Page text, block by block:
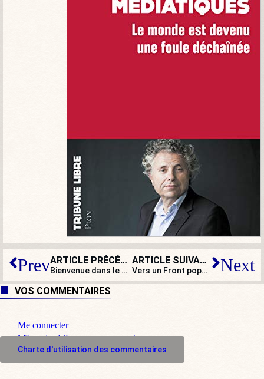
Prev ARTICLE PRÉCÉDENT
Bienvenue dans le monde d’après… Voltaire a dû se retourner dans sa tombe !
ARTICLE SUIVANT
Vers un Front populaire en 2022 ? Next
VOS COMMENTAIRES
Me connecter
M'inscrire à l'espace commentaire
Charte d'utilisation des commentaires